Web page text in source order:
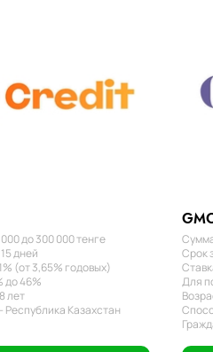
до 300 000 тенге
дней
(от 3,65% годовых)
до 46%
лет
Республика Казахстан
Срок
Для